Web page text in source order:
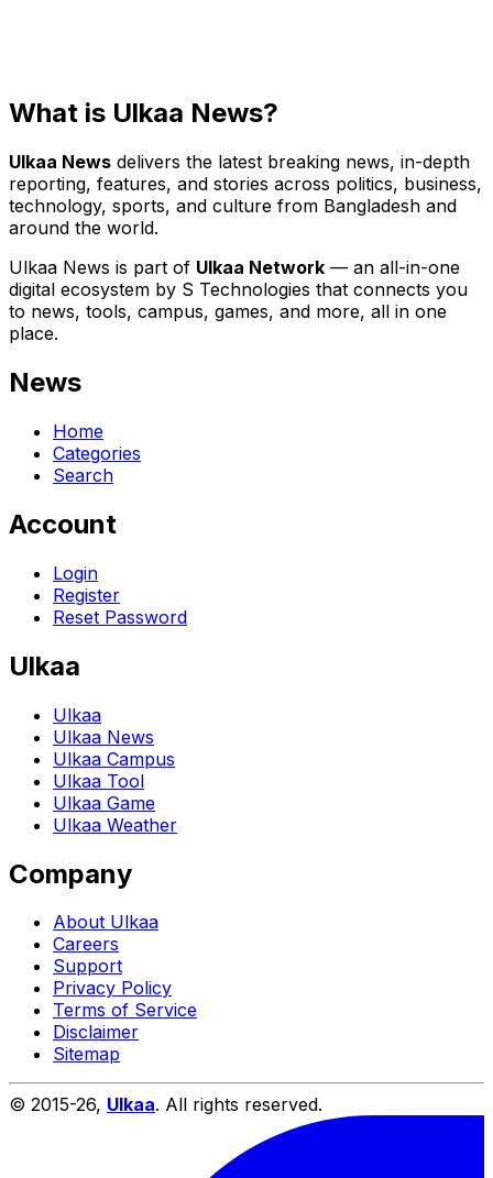
What is Ulkaa News?
Ulkaa News delivers the latest breaking news, in-depth
reporting, features, and stories across politics, business,
technology, sports, and culture from Bangladesh and
around the world.
Ulkaa News is part of Ulkaa Network — an all-in-one
digital ecosystem by S Technologies that connects you
to news, tools, campus, games, and more, all in one
place.
News
Home
Categories
Search
Account
Login
Register
Reset Password
Ulkaa
Ulkaa
Ulkaa News
Ulkaa Campus
Ulkaa Tool
Ulkaa Game
Ulkaa Weather
Company
About Ulkaa
Careers
Support
Privacy Policy
Terms of Service
Disclaimer
Sitemap
© 2015-26, Ulkaa. All rights reserved.